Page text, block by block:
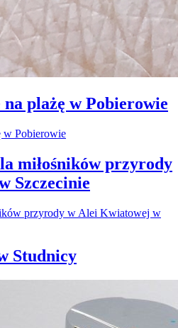
plażę w Pobierowie
miłośników przyrody
Szczecinie
Studnicy